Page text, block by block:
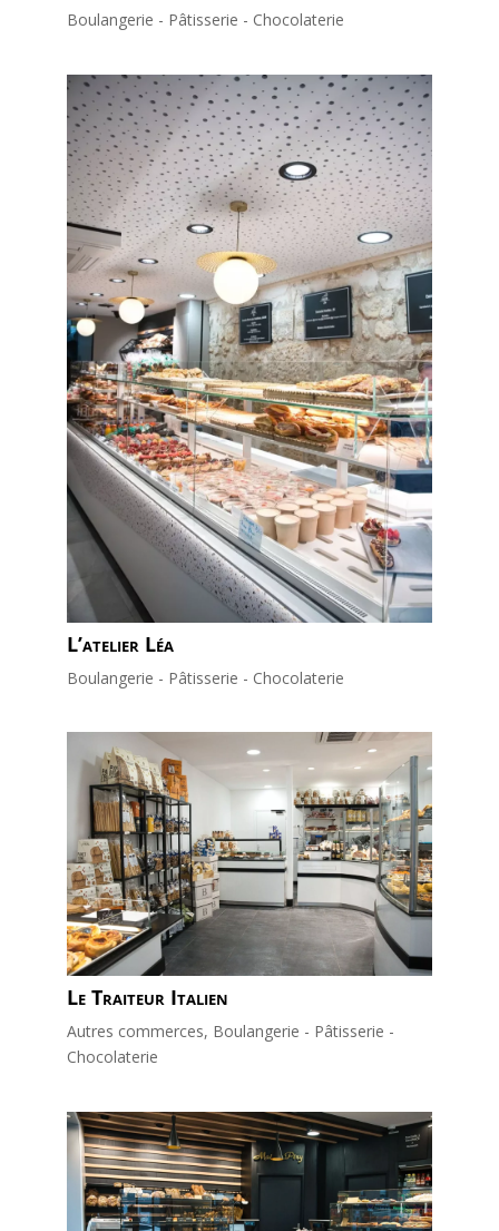
Boulangerie - Pâtisserie - Chocolaterie
L’atelier Léa
Boulangerie - Pâtisserie - Chocolaterie
Le Traiteur Italien
Autres commerces, Boulangerie - Pâtisserie -
Chocolaterie